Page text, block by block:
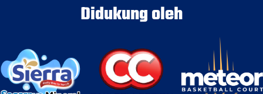
Didukung oleh